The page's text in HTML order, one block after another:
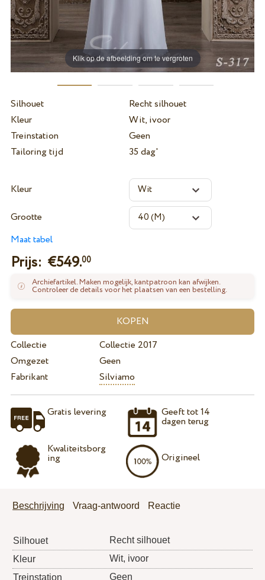
Klik op de afbeelding om te vergroten
Silhouet
Recht silhouet
Kleur
Wit, ivoor
Treinstation
Geen
Tailoring tijd
35 dag'
Kleur
Grootte
Maat tabel
Prijs: €549.00
Archiefartikel. Maken mogelijk, kantpatroon kan afwijken.
Controleer de details voor het plaatsen van een bestelling.
Collectie
Collectie 2017
Omgezet
Geen
Fabrikant
Silviamo
Gratis levering
Kwaliteitsborg
ing
Geeft tot 14
dagen terug
Origineel
Beschrijving Vraag-antwoord Reactie
Silhouet
Recht silhouet
Kleur
Wit, ivoor
Treinstation
Geen